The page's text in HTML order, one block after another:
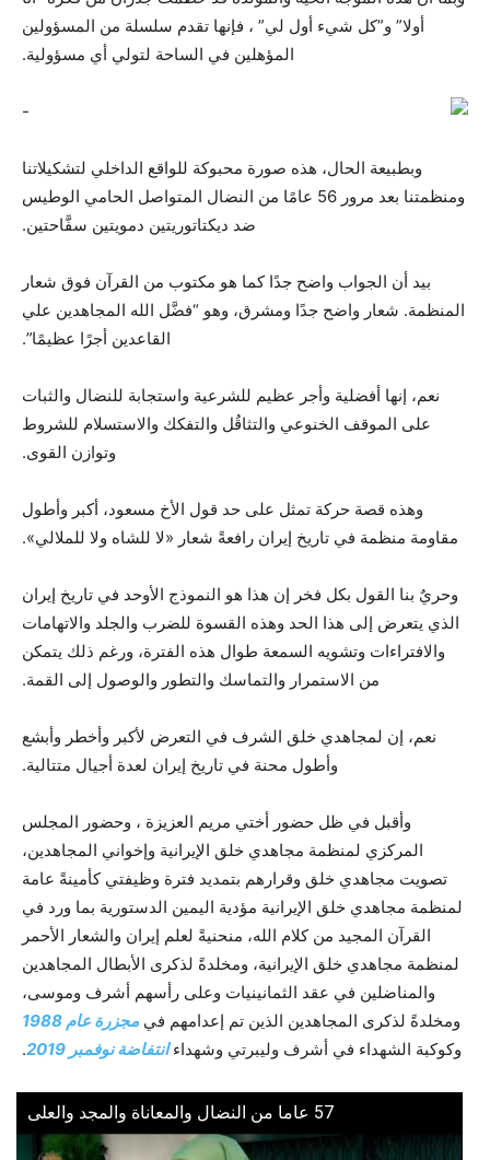
أولا” و”كل شيء أول لي” ، فإنها تقدم سلسلة من المسؤولين
المؤهلين في الساحة لتولي أي مسؤولية.
وبطبيعة الحال، هذه صورة محبوكة للواقع الداخلي لتشكيلاتنا
ومنظمتنا بعد مرور 56 عامًا من النضال المتواصل الحامي الوطيس
ضد ديكتاتوريتين دمويتين سفَّاحتين.
بيد أن الجواب واضح جدًا كما هو مكتوب من القرآن فوق شعار
المنظمة. شعار واضح جدًا ومشرق، وهو “فضَّل الله المجاهدين علي
القاعدین أجرًا عظیمًا”.
نعم، إنها أفضلية وأجر عظيم للشرعية واستجابة للنضال والثبات
على الموقف الخنوعي والتثاقُل والتفكك والاستسلام للشروط
وتوازن القوى.
وهذه قصة حركة تمثل على حد قول الأخ مسعود، أكبر وأطول
مقاومة منظمة في تاريخ إيران رافعةً شعار «لا للشاه ولا للملالي».
وحريٌ بنا القول بكل فخر إن هذا هو النموذج الأوحد في تاريخ إيران
الذي يتعرض إلى هذا الحد وهذه القسوة للضرب والجلد والاتهامات
والافتراءات وتشويه السمعة طوال هذه الفترة، ورغم ذلك يتمكن
من الاستمرار والتماسك والتطور والوصول إلى القمة.
نعم، إن لمجاهدي خلق الشرف في التعرض لأكبر وأخطر وأبشع
وأطول محنة في تاريخ إيران لعدة أجيال متتالية.
وأقبل في ظل حضور أختي مريم العزيزة ، وحضور المجلس
المركزي لمنظمة مجاهدي خلق الإيرانية وإخواني المجاهدين،
تصويت مجاهدي خلق وقرارهم بتمديد فترة وظيفتي كأمينةً عامة
لمنظمة مجاهدي خلق الإيرانية مؤدية اليمين الدستورية بما ورد في
القرآن المجيد من كلام الله، منحنيةً لعلم إيران والشعار الأحمر
لمنظمة مجاهدي خلق الإيرانية، ومخلدةً لذكرى الأبطال المجاهدين
والمناضلين في عقد الثمانينيات وعلى رأسهم أشرف وموسى،
ومخلدةً لذكرى المجاهدين الذين تم إعدامهم في مجزرة عام 1988
وكوكبة الشهداء في أشرف وليبرتي وشهداءانتفاضة نوفمبر 2019 .
57 عاما من النضال والمعاناة والمجد والعلى